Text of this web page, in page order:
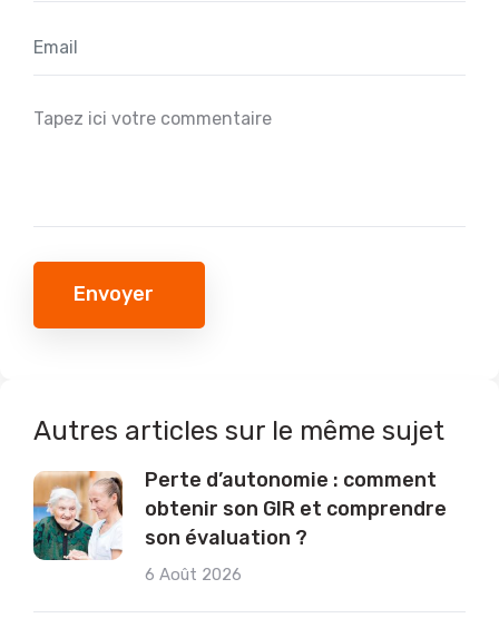
Envoyer
Autres articles sur le même sujet
Perte d’autonomie : comment
obtenir son GIR et comprendre
son évaluation ?
6 Août 2026